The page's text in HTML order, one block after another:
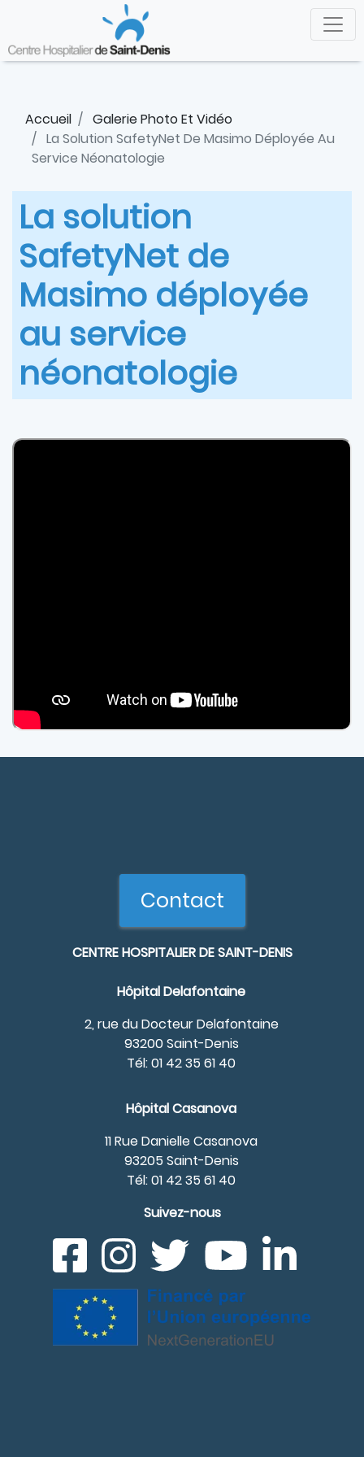
contenu
principal
Accueil
Galerie Photo Et Vidéo
La Solution SafetyNet De Masimo Déployée Au
Service Néonatologie
La solution
SafetyNet de
Masimo déployée
au service
néonatologie
Paragraphe
Contact
CENTRE HOSPITALIER DE SAINT-DENIS
Hôpital Delafontaine
2, rue du Docteur Delafontaine
93200 Saint-Denis
Tél: 01 42 35 61 40
Hôpital Casanova
11 Rue Danielle Casanova
93205 Saint-Denis
Tél: 01 42 35 61 40
Suivez-nous
Panneau de gestion des cookies